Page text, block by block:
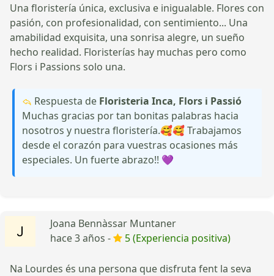
Una floristería única, exclusiva e inigualable. Flores con
pasión, con profesionalidad, con sentimiento... Una
amabilidad exquisita, una sonrisa alegre, un sueño
hecho realidad. Floristerías hay muchas pero como
Flors i Passions solo una.
Respuesta de Floristeria Inca, Flors i Passió
Muchas gracias por tan bonitas palabras hacia
nosotros y nuestra floristería.🥰🥰 Trabajamos
desde el corazón para vuestras ocasiones más
especiales. Un fuerte abrazo!! 💜
Joana Bennàssar Muntaner
hace 3 años -
5 (Experiencia positiva)
Na Lourdes és una persona que disfruta fent la seva